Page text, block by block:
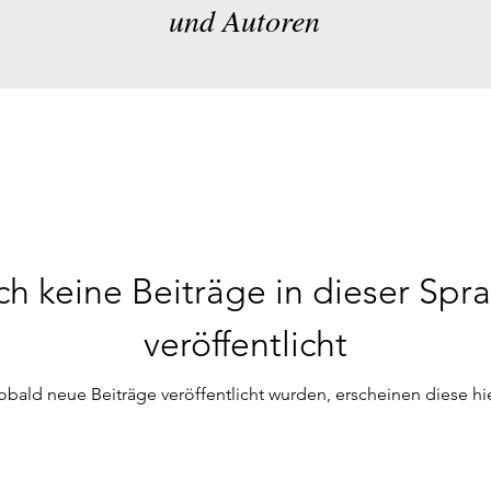
und Autoren
keine Beiträge in dieser
veröffentlicht
neue Beiträge veröffentlicht wurden, erscheinen diese